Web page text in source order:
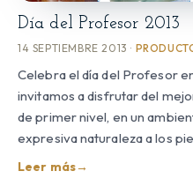
Día del Profesor 2013
14 SEPTIEMBRE 2013 ·
Celebra el día del Profesor
invitamos a disfrutar del
de primer nivel, en un
expresiva naturaleza a los
Leer más→